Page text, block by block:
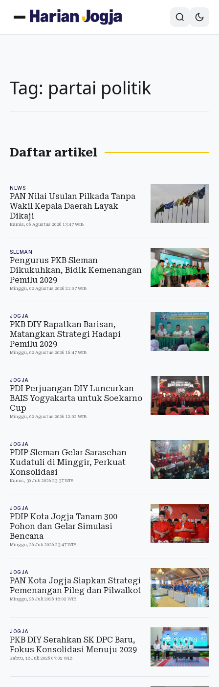
Tag: partai politik
Daftar artikel
NEWS
PAN Nilai Usulan Pilkada Tanpa
Wakil Kepala Daerah Layak
Dikaji
Kamis, 06 Agustus 2026 13:47 WIB
SLEMAN
Pengurus PKB Sleman
Dikukuhkan, Bidik Kemenangan
Pemilu 2029
Minggu, 02 Agustus 2026 21:07 WIB
JOGJA
PKB DIY Rapatkan Barisan,
Matangkan Strategi Hadapi
Pemilu 2029
Minggu, 02 Agustus 2026 16:47 WIB
JOGJA
PDI Perjuangan DIY Luncurkan
BAIS Yogyakarta untuk Soekarno
Cup
Minggu, 02 Agustus 2026 12:02 WIB
JOGJA
PDIP Sleman Gelar Sarasehan
Kudatuli di Minggir, Perkuat
Konsolidasi
Kamis, 30 Juli 2026 23:37 WIB
JOGJA
PDIP Kota Jogja Tanam 300
Pohon dan Gelar Simulasi
Bencana
Minggu, 26 Juli 2026 23:47 WIB
JOGJA
PAN Kota Jogja Siapkan Strategi
Pemenangan Pileg dan Pilwalkot
Minggu, 26 Juli 2026 18:02 WIB
JOGJA
PKB DIY Serahkan SK DPC Baru,
Fokus Konsolidasi Menuju 2029
Sabtu, 18 Juli 2026 07:02 WIB